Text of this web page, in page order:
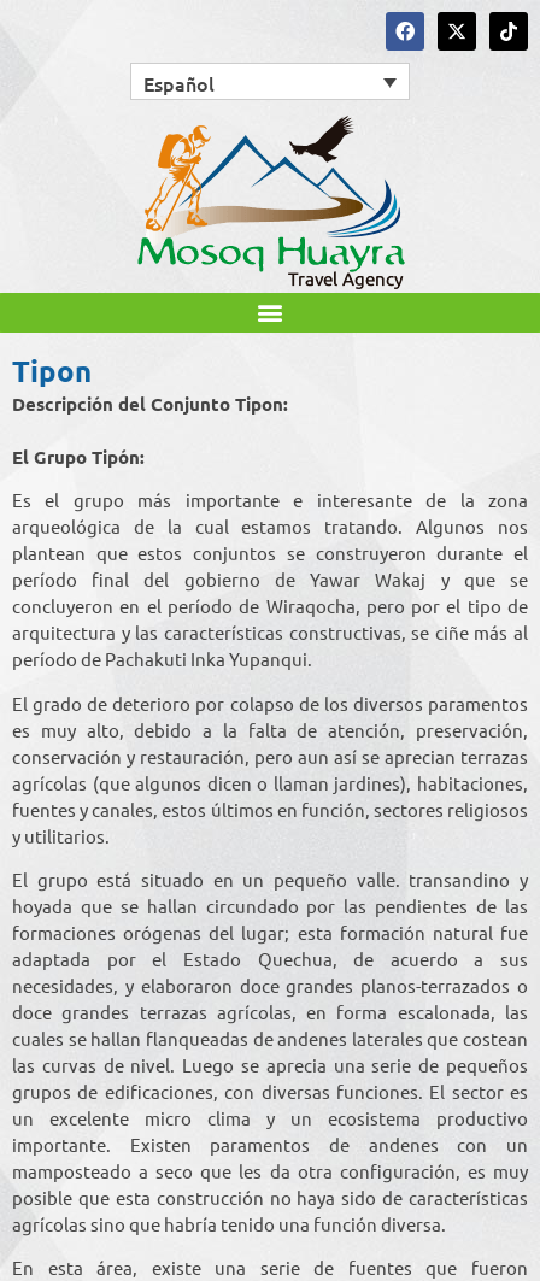
Español
Tipon
Descripción del Conjunto Tipon:
El Grupo Tipón:
Es el grupo más importante e interesante de la zona
arqueológica de la cual estamos tratando. Algunos nos
plantean que estos conjuntos se construyeron durante el
período final del gobierno de Yawar Wakaj y que se
concluyeron en el período de Wiraqocha, pero por el tipo de
arquitectura y las características constructivas, se ciñe más al
período de Pachakuti Inka Yupanqui.
El grado de deterioro por colapso de los diversos paramentos
es muy alto, debido a la falta de atención, preservación,
conservación y restauración, pero aun así se aprecian terrazas
agrícolas (que algunos dicen o llaman jardines), habitaciones,
fuentes y canales, estos últimos en función, sectores religiosos
y utilitarios.
El grupo está situado en un pequeño valle. transandino y
hoyada que se hallan circundado por las pendientes de las
formaciones orógenas del lugar; esta formación natural fue
adaptada por el Estado Quechua, de acuerdo a sus
necesidades, y elaboraron doce grandes planos-terrazados o
doce grandes terrazas agrícolas, en forma escalonada, las
cuales se hallan flanqueadas de andenes laterales que costean
las curvas de nivel. Luego se aprecia una serie de pequeños
grupos de edificaciones, con diversas funciones. El sector es
un excelente micro clima y un ecosistema productivo
importante. Existen paramentos de andenes con un
mamposteado a seco que les da otra configuración, es muy
posible que esta construcción no haya sido de características
agrícolas sino que habría tenido una función diversa.
En esta área, existe una serie de fuentes que fueron